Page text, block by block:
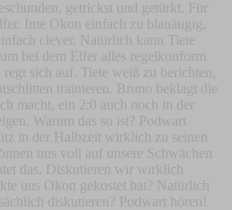
getrickst und getürkt. Für
Ime Okon einfach zu blauäugig,
clever. Natürlich kann Tiete
bei dem Elfer alles regelkonform
sich auf. Tiete weiß zu berichten,
trainieren. Bruno beklagt die
macht, ein 2:0 auch noch in der
Warum das so ist? Podwart
in der Halbzeit wirklich zu seinen
uns voll auf unsere Schwächen
das. Diskutieren wir wirklich
uns Okon gekostet hat? Natürlich
diskutieren? Podwart hören!